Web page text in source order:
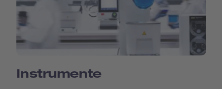
Instrumente